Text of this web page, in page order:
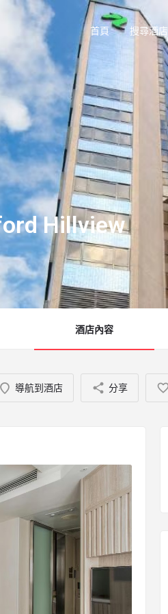
首頁 搜尋酒店
Hillview
酒店內容
導航到酒店 分享